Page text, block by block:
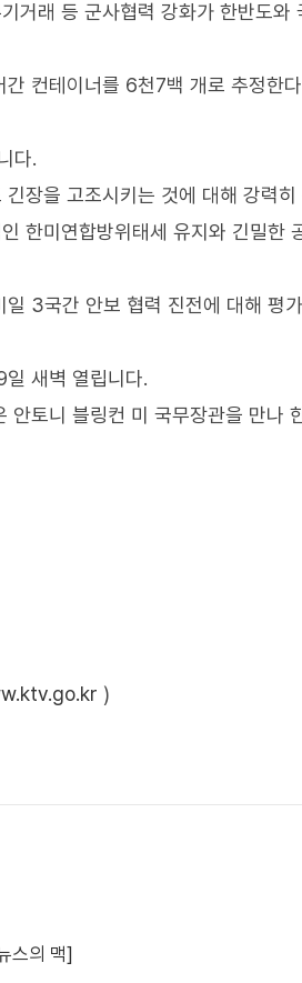
거래 등 군사협력 강화가 한반도와
컨테이너를 6천7백 개로 추정한
다.
장을 고조시키는 것에 대해 강력
한미연합방위태세 유지와 긴밀한
3국간 안보 협력 진전에 대해 평
새벽 열립니다.
토니 블링컨 미 국무장관을 만나
)
스의 맥]